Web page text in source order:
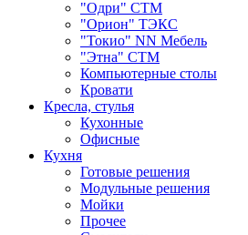
"Одри" СТМ
"Орион" ТЭКС
"Токио" NN Мебель
"Этна" СТМ
Компьютерные столы
Кровати
Кресла, стулья
Кухонные
Офисные
Кухня
Готовые решения
Модульные решения
Мойки
Прочее